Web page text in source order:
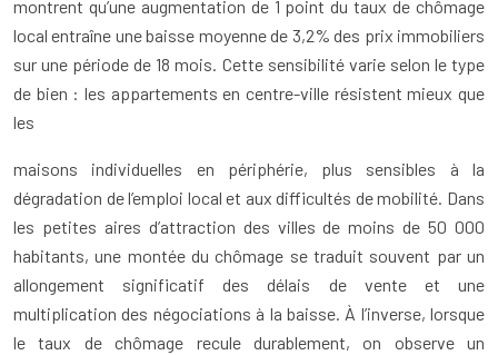
montrent qu’une augmentation de 1 point du taux de chômage
local entraîne une baisse moyenne de 3,2% des prix immobiliers
sur une période de 18 mois. Cette sensibilité varie selon le type
de bien : les appartements en centre-ville résistent mieux que
les
maisons individuelles en périphérie, plus sensibles à la
dégradation de l’emploi local et aux difficultés de mobilité. Dans
les petites aires d’attraction des villes de moins de 50 000
habitants, une montée du chômage se traduit souvent par un
allongement significatif des délais de vente et une
multiplication des négociations à la baisse. À l’inverse, lorsque
le taux de chômage recule durablement, on observe un